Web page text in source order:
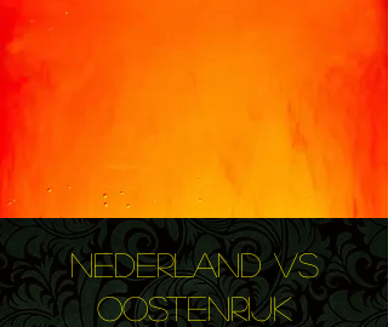
Nederland vs
Oostenrijk